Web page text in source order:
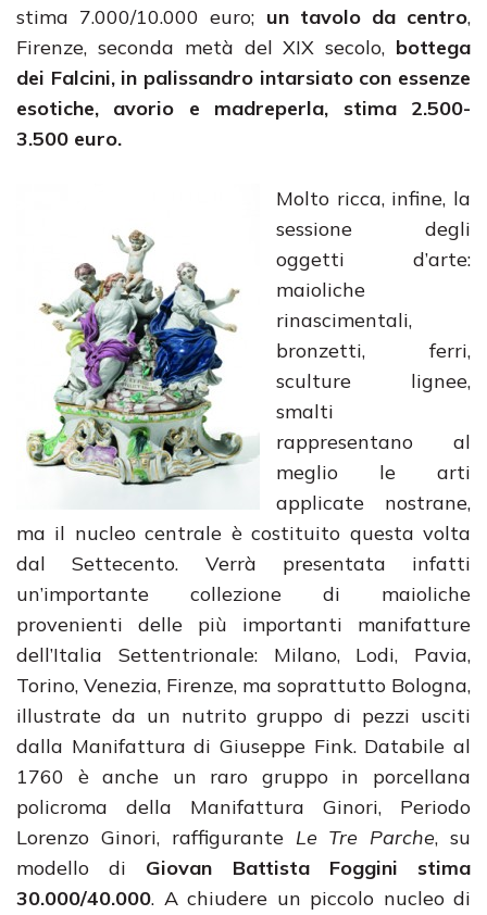
stima 7.000/10.000 euro; un tavolo da centro,
Firenze, seconda metà del XIX secolo, bottega
dei Falcini, in palissandro intarsiato con essenze
esotiche, avorio e madreperla, stima 2.500-
3.500 euro.
Molto ricca, infine, la
sessione degli
oggetti d’arte:
maioliche
rinascimentali,
bronzetti, ferri,
sculture lignee,
smalti
rappresentano al
meglio le arti
applicate nostrane,
ma il nucleo centrale è costituito questa volta
dal Settecento. Verrà presentata infatti
un’importante collezione di maioliche
provenienti delle più importanti manifatture
dell’Italia Settentrionale: Milano, Lodi, Pavia,
Torino, Venezia, Firenze, ma soprattutto Bologna,
illustrate da un nutrito gruppo di pezzi usciti
dalla Manifattura di Giuseppe Fink. Databile al
1760 è anche un raro gruppo in porcellana
policroma della Manifattura Ginori, Periodo
Lorenzo Ginori, raffigurante Le Tre Parche, su
modello di Giovan Battista Foggini stima
30.000/40.000. A chiudere un piccolo nucleo di